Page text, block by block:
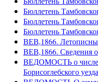
Бюллетень
Бюллетень
Бюллетень
ВЕВ,1866.
ВЕВ,1866. Сведения
ВЕДОМОСТЬ о числе
Борисоглебского